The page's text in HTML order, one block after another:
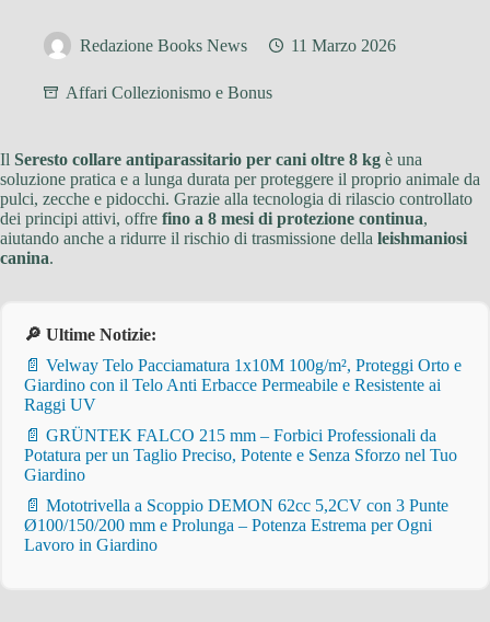
Redazione Books News 11 Marzo 2026
Affari Collezionismo e Bonus
Il Seresto collare antiparassitario per cani oltre 8 kg è una
soluzione pratica e a lunga durata per proteggere il proprio animale da
pulci, zecche e pidocchi. Grazie alla tecnologia di rilascio controllato
dei principi attivi, offre fino a 8 mesi di protezione continua,
aiutando anche a ridurre il rischio di trasmissione della leishmaniosi
canina.
🔎 Ultime Notizie:
📄 Velway Telo Pacciamatura 1x10M 100g/m², Proteggi Orto e
Giardino con il Telo Anti Erbacce Permeabile e Resistente ai
Raggi UV
📄 GRÜNTEK FALCO 215 mm – Forbici Professionali da
Potatura per un Taglio Preciso, Potente e Senza Sforzo nel Tuo
Giardino
📄 Mototrivella a Scoppio DEMON 62cc 5,2CV con 3 Punte
Ø100/150/200 mm e Prolunga – Potenza Estrema per Ogni
Lavoro in Giardino